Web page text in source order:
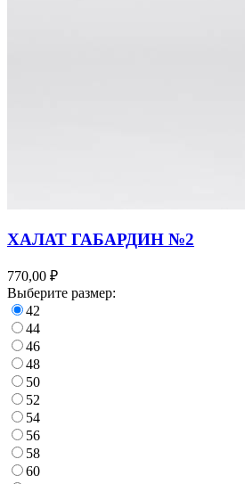
ХАЛАТ ГАБАРДИН №2
770,00 ₽
Выберите размер:
42
44
46
48
50
52
54
56
58
60